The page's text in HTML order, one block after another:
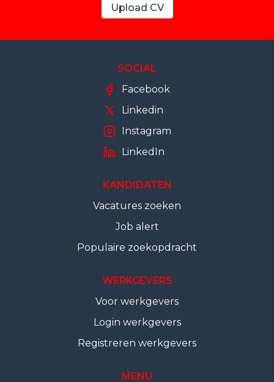
Upload CV
SOCIAL
Facebook
Linkedin
Instagram
LinkedIn
KANDIDATEN
Vacatures zoeken
Job alert
Populaire zoekopdracht
WERKGEVERS
Voor werkgevers
Login werkgevers
Registreren werkgevers
MENU